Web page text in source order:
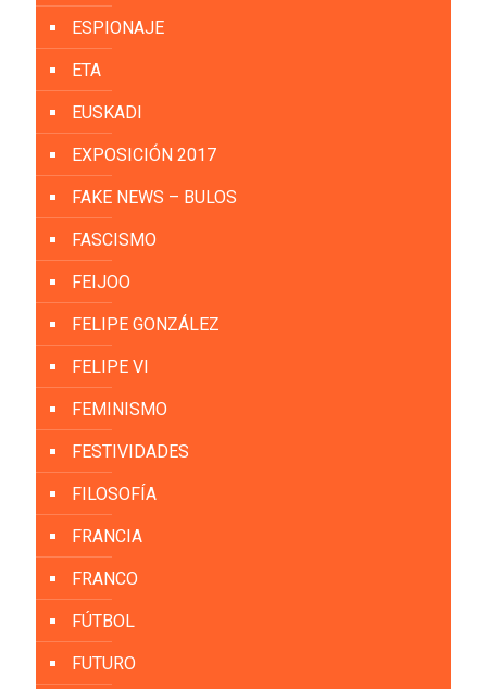
ESPIONAJE
ETA
EUSKADI
EXPOSICIÓN 2017
FAKE NEWS – BULOS
FASCISMO
FEIJOO
FELIPE GONZÁLEZ
FELIPE VI
FEMINISMO
FESTIVIDADES
FILOSOFÍA
FRANCIA
FRANCO
FÚTBOL
FUTURO